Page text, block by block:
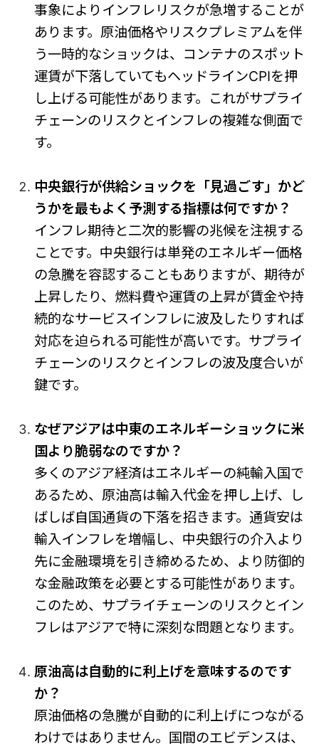
事象によりインフレリスクが急増することが
あります。原油価格やリスクプレミアムを伴
う一時的なショックは、コンテナのスポット
運賃が下落していてもヘッドラインCPIを押
し上げる可能性があります。これがサプライ
チェーンのリスクとインフレの複雑な側面で
す。
中央銀行が供給ショックを「見過ごす」かど
うかを最もよく予測する指標は何ですか？
インフレ期待と二次的影響の兆候を注視する
ことです。中央銀行は単発のエネルギー価格
の急騰を容認することもありますが、期待が
上昇したり、燃料費や運賃の上昇が賃金や持
続的なサービスインフレに波及したりすれば
対応を迫られる可能性が高いです。サプライ
チェーンのリスクとインフレの波及度合いが
鍵です。
なぜアジアは中東のエネルギーショックに米
国より脆弱なのですか？
多くのアジア経済はエネルギーの純輸入国で
あるため、原油高は輸入代金を押し上げ、し
ばしば自国通貨の下落を招きます。通貨安は
輸入インフレを増幅し、中央銀行の介入より
先に金融環境を引き締めるため、より防御的
な金融政策を必要とする可能性があります。
このため、サプライチェーンのリスクとイン
フレはアジアで特に深刻な問題となります。
原油高は自動的に利上げを意味するのです
か？
原油価格の急騰が自動的に利上げにつながる
わけではありません。国間のエビデンスは、